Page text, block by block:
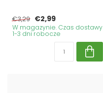
€3,29 €2,99
W magazynie. Czas dostawy
1-3 dni robocze